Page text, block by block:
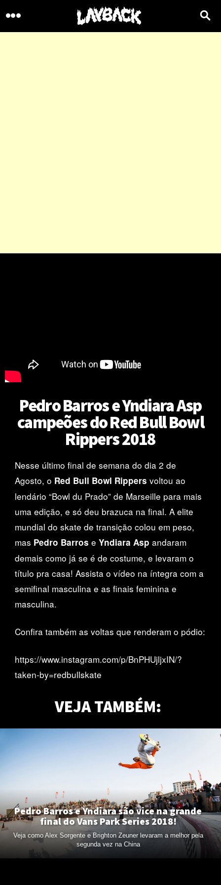
Pedro Barros e Yndiara Asp
campeões do Red Bull Bowl
Rippers 2018
Nesse último final de semana do dia 2 de
Agosto, o Red Bull Bowl Rippers voltou ao
lendário “Bowl du Prado” de Marseille para mais
uma edição, e só deu brazuca na final. A elite
mundial do skate de transição colou em peso,
mas Pedro Barros e Yndiara Asp andaram
demais como já se é de costume, e levaram o
título pra casa! Assista o vídeo na íntegra com a
semifinal masculina e as finais feminina e
masculina.
Confira também as voltas que renderam o pódio:
https://www.instagram.com/p/BnPHUjljxIN/?
taken-by=redbullskate
VEJA TAMBÉM:
Pedro Barros e Yndiara são vice na grande
final do Vans Park Series 2018!
Veja como Alex Sorgente e Brighton Zeuner levaram a melhor pela
segunda vez na China